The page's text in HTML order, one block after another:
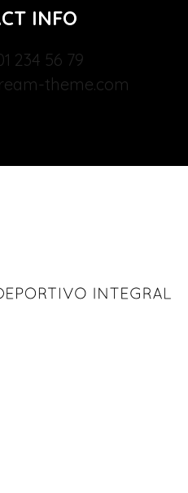
INFO
234 56 79
theme.com